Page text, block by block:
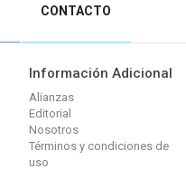
CONTACTO
Información Adicional
Alianzas
Editorial
Nosotros
Términos y condiciones de
uso